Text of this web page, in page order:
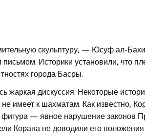
скульптуру, — Юсуф ал-
Историки установили, что
города Басры.
жаркая дискуссия. Некоторые
имеет к шахматам. Как известно,
— явное нарушение законов
Корана не доводили его положения